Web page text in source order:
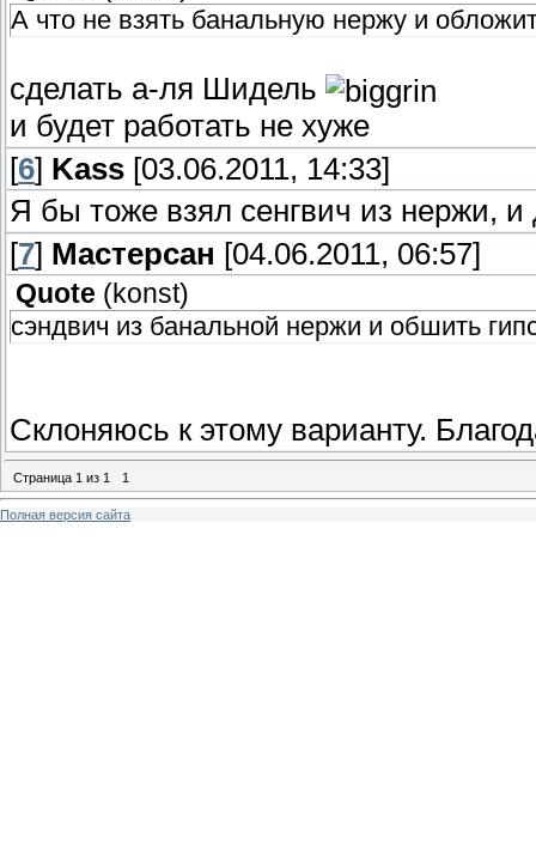
А что не взять банальную нержу и
сделать а-ля Шидель
и будет работать не хуже
[6] Kass [03.06.2011, 14:33]
Я бы тоже взял сенгвич из нержи,
[7] Мастерсан [04.06.2011, 06:57]
Quote (konst)
сэндвич из банальной нержи и обшить
Склоняюсь к этому варианту.
Страница 1 из 1 1
Полная версия сайта